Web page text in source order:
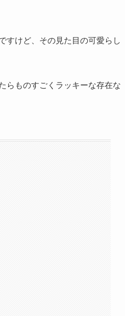
すけど、その見た目の可愛らし
らものすごくラッキーな存在な